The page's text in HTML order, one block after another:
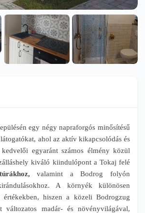
egy négy napraforgós minősítésű
ahol az aktív kikapcsolódás és
egyaránt számos élmény közül
kiváló kiindulópont a Tokaj felé
valamint a Bodrog folyón
A környék különösen
értékekben, hiszen a közeli Bodrogzug
változatos madár- és növényvilágával,